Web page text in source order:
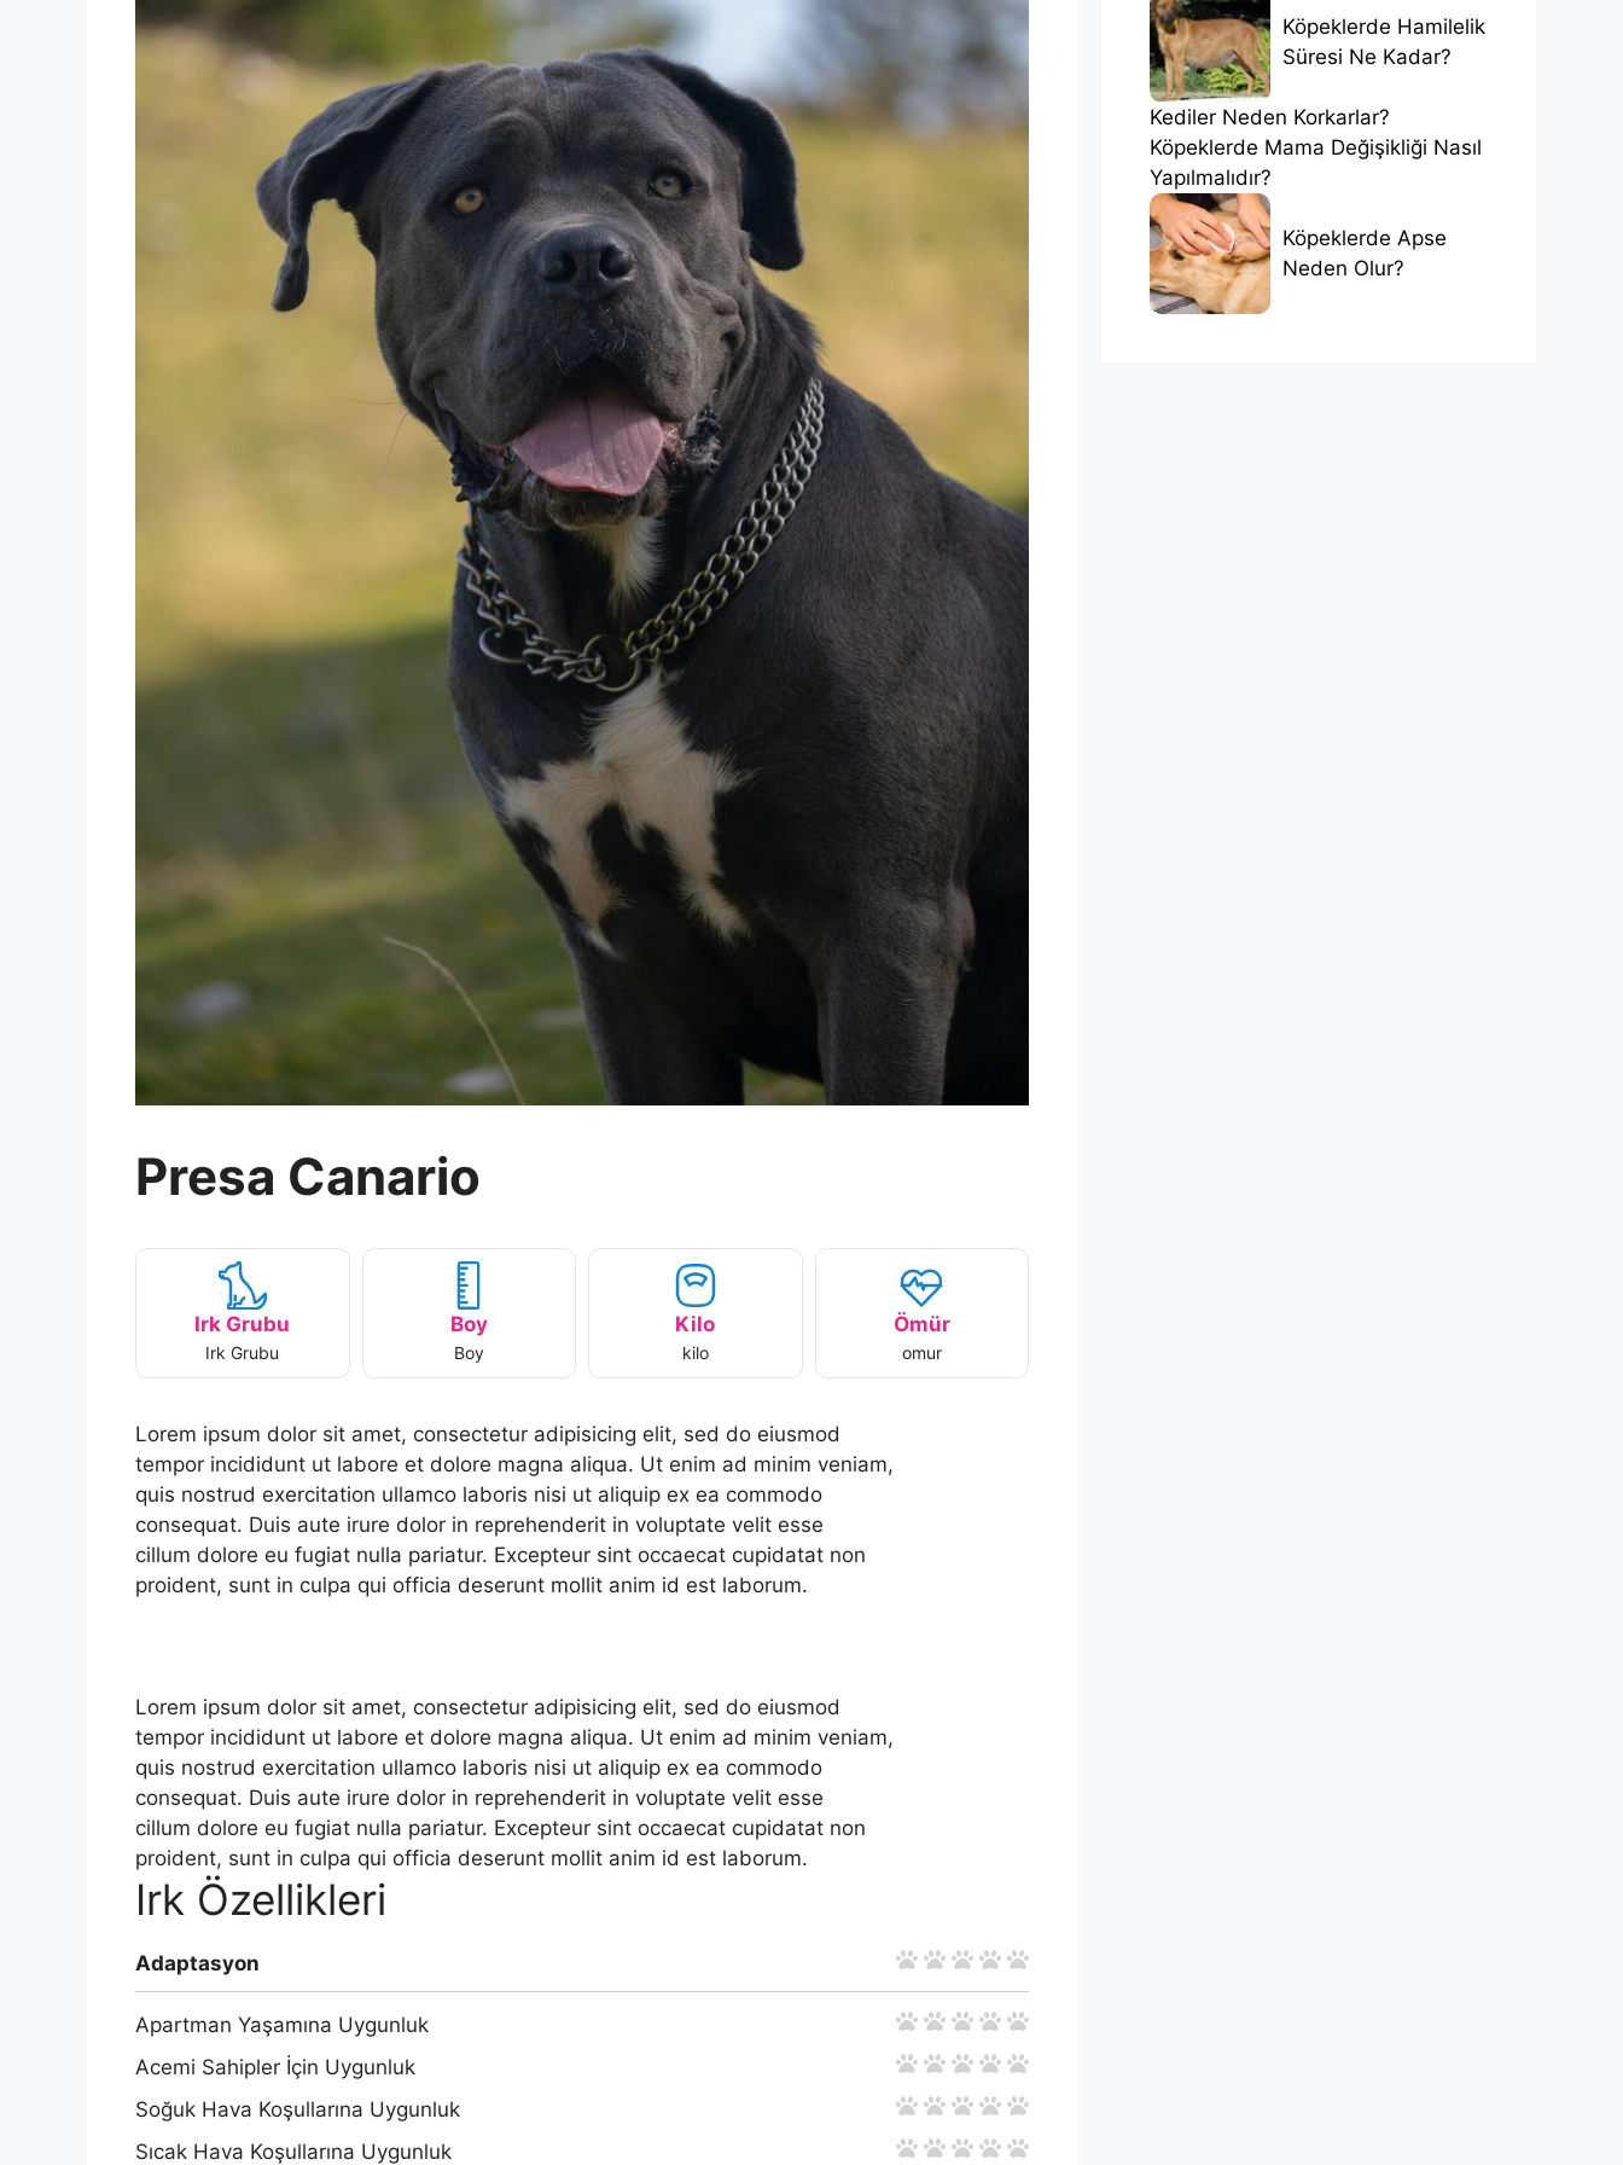
Presa Canario
Irk Grubu
Irk Grubu
Boy
Boy
Kilo
kilo
Ömür
omur
Lorem ipsum dolor sit amet, consectetur adipisicing elit, sed do eiusmod
tempor incididunt ut labore et dolore magna aliqua. Ut enim ad minim veniam,
quis nostrud exercitation ullamco laboris nisi ut aliquip ex ea commodo
consequat. Duis aute irure dolor in reprehenderit in voluptate velit esse
cillum dolore eu fugiat nulla pariatur. Excepteur sint occaecat cupidatat non
proident, sunt in culpa qui officia deserunt mollit anim id est laborum.
Lorem ipsum dolor sit amet, consectetur adipisicing elit, sed do eiusmod
tempor incididunt ut labore et dolore magna aliqua. Ut enim ad minim veniam,
quis nostrud exercitation ullamco laboris nisi ut aliquip ex ea commodo
consequat. Duis aute irure dolor in reprehenderit in voluptate velit esse
cillum dolore eu fugiat nulla pariatur. Excepteur sint occaecat cupidatat non
proident, sunt in culpa qui officia deserunt mollit anim id est laborum.
Irk Özellikleri
Adaptasyon
Apartman Yaşamına Uygunluk
Acemi Sahipler İçin Uygunluk
Soğuk Hava Koşullarına Uygunluk
Sıcak Hava Koşullarına Uygunluk
Köpeklerde Hamilelik
Süresi Ne Kadar?
Kediler Neden Korkarlar?
Köpeklerde Mama Değişikliği Nasıl
Yapılmalıdır?
Köpeklerde Apse
Neden Olur?